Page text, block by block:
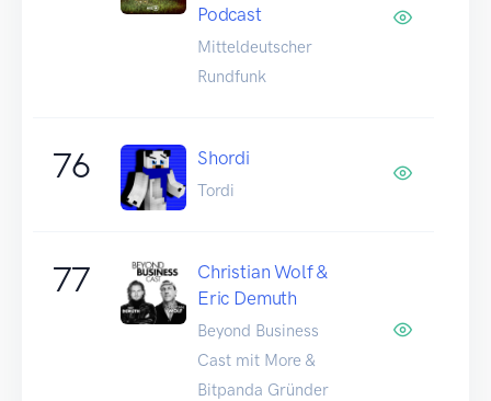
Podcast
Mitteldeutscher
Rundfunk
76 Shordi
Tordi
77
Christian Wolf &
Eric Demuth
Beyond Business
Cast mit More &
Bitpanda Gründer